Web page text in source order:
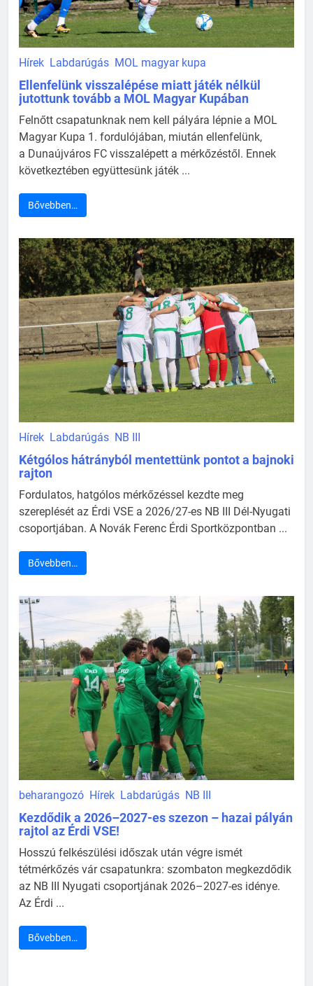
Hírek Labdarúgás MOL magyar kupa
Ellenfelünk visszalépése miatt játék nélkül
jutottunk tovább a MOL Magyar Kupában
Felnőtt csapatunknak nem kell pályára lépnie a MOL
Magyar Kupa 1. fordulójában, miután ellenfelünk,
a Dunaújváros FC visszalépett a mérkőzéstől. Ennek
következtében együttesünk játék ...
Bővebben…
Hírek Labdarúgás NB III
Kétgólos hátrányból mentettünk pontot a bajnoki
rajton
Fordulatos, hatgólos mérkőzéssel kezdte meg
szereplését az Érdi VSE a 2026/27-es NB III Dél-Nyugati
csoportjában. A Novák Ferenc Érdi Sportközpontban ...
Bővebben…
beharangozó Hírek Labdarúgás NB III
Kezdődik a 2026–2027-es szezon – hazai pályán
rajtol az Érdi VSE!
Hosszú felkészülési időszak után végre ismét
tétmérkőzés vár csapatunkra: szombaton megkezdődik
az NB III Nyugati csoportjának 2026–2027-es idénye.
Az Érdi ...
Bővebben…